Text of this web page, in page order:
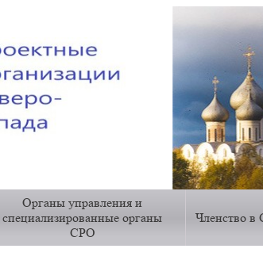
Органы управления и
специализированные органы
СРО
Членство в